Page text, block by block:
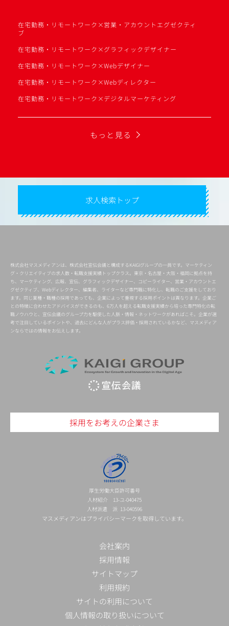
在宅勤務・リモートワーク×営業・アカウントエグゼクティ
ブ
在宅勤務・リモートワーク×グラフィックデザイナー
在宅勤務・リモートワーク×Webデザイナー
在宅勤務・リモートワーク×Webディレクター
在宅勤務・リモートワーク×デジタルマーケティング
もっと見る
求人検索トップ
株式会社マスメディアンは、株式会社宣伝会議と構成するKAIGIグループの一員です。マーケティン
グ・クリエイティブの求人数・転職支援実績トップクラス。東京・名古屋・大阪・福岡に拠点を持
ち、マーケティング、広報、宣伝、グラフィックデザイナー、コピーライター、営業・アカウントエ
グゼクティブ、Webディレクター、編集者、ライターなど専門職に特化し、転職のご支援をしており
ます。同じ業種・職種の採用であっても、企業によって重視する採用ポイントは異なります。企業ご
との特徴に合わせたアドバイスができるのも、6万人を超える転職支援実績から培った専門特化の転
職ノウハウと、宣伝会議のグループ力を駆使した人脈・情報・ネットワークがあればこそ。企業が選
考で注目しているポイントや、過去にどんな人がプラス評価・採用されているかなど、マスメディア
ンならではの情報をお伝えします。
採用をお考えの企業さま
厚生労働大臣許可番号
人材紹介 13-ユ-040475
人材派遣 派 13-040596
マスメディアンはプライバシーマークを取得しています。
会社案内
採用情報
サイトマップ
利用規約
サイトの利用について
個人情報の取り扱いについて